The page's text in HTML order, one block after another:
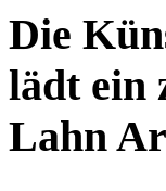
Die
lädt ein
Lahn